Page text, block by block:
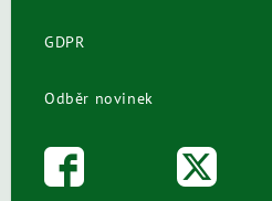
GDPR
Odběr novinek